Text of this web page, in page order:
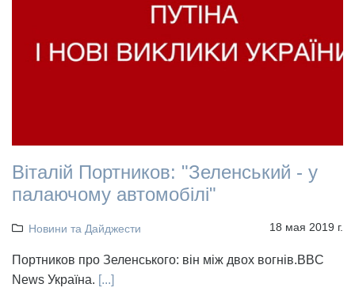
Віталій Портников: "Зеленський - у
палаючому автомобілі"
Новини та Дайджести 18 мая 2019 г.
Портников про Зеленського: він між двох вогнів.BBC
News Україна. [...]